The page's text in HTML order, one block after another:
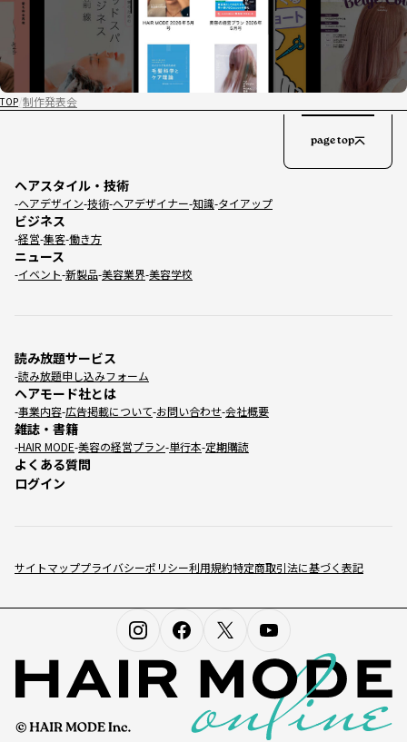
TOP 制作発表会
サイトマッププライバシーポリシー利用規約特定商取引法に基づく表記
ヘアスタイル・技術
ヘアデザイン 技術 ヘアデザイナー 知識 タイアップ
ビジネス
経営 集客 働き方
ニュース
イベント 新製品 美容業界 美容学校
読み放題サービス
読み放題申し込みフォーム
ヘアモード社とは
事業内容 広告掲載について お問い合わせ 会社概要
雑誌・書籍
HAIR MODE 美容の経営プラン 単行本 定期購読
よくある質問
ログイン
page top